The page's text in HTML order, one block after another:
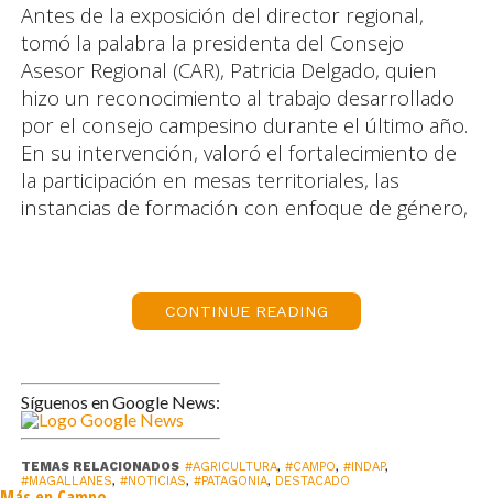
Antes de la exposición del director regional,
tomó la palabra la presidenta del Consejo
Asesor Regional (CAR), Patricia Delgado, quien
hizo un reconocimiento al trabajo desarrollado
por el consejo campesino durante el último año.
En su intervención, valoró el fortalecimiento de
la participación en mesas territoriales, las
instancias de formación con enfoque de género,
campesina está más presente y es tomada en
cuenta. Ese es uno de los grandes avances del
detalló los principales hitos de gestión del
último año. Con más de $1.000 millones
ejecutados en 2024 en beneficio de 444
agricultores y agricultoras, y un presupuesto en
CONTINUE READING
Síguenos en Google News:
TEMAS RELACIONADOS #AGRICULTURA, #CAMPO, #INDAP,
#MAGALLANES, #NOTICIAS, #PATAGONIA, DESTACADO